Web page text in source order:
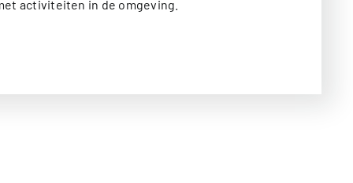
activiteiten in de omgeving.